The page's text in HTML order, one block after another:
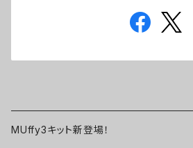
MUffy3キット新登場！